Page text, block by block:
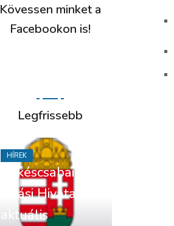
Kövessen minket a
Facebookon is!
Legfrissebb
Békéscsabai
Járási Hivatal
aktuális
HÍREK